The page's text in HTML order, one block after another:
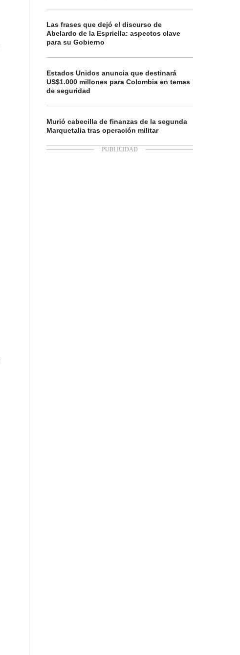
Las frases que dejó el discurso de
Abelardo de la Espriella: aspectos clave
para su Gobierno
Estados Unidos anuncia que destinará
US$1.000 millones para Colombia en temas
de seguridad
Murió cabecilla de finanzas de la segunda
Marquetalia tras operación militar